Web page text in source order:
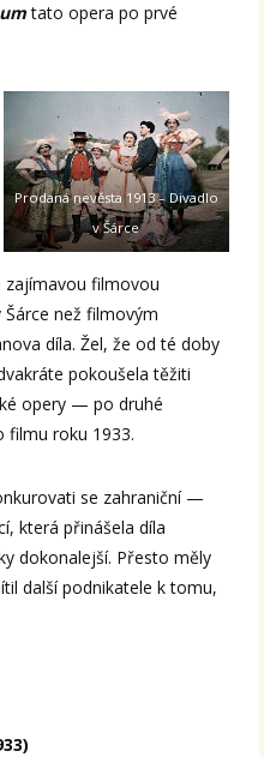
tato opera po prvé
Prodaná nevěsta 1913 – Divadlo
v Šárce
zajímavou filmovou
než filmovým
díla. Žel, že od té doby
pokoušela těžiti
opery — po druhé
filmu roku 1933.
se zahraniční —
která přinášela díla
dokonalejší. Přesto měly
další podnikatele k tomu,